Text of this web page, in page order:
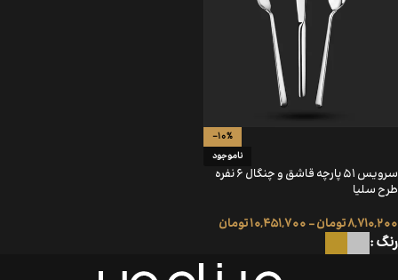
-10%
ناموجود
سرویس 51 پارچه قاشق و چنگال 6 نفره
طرح سلیا
8,710,200تومان–
10,451,700تومان
رنگ